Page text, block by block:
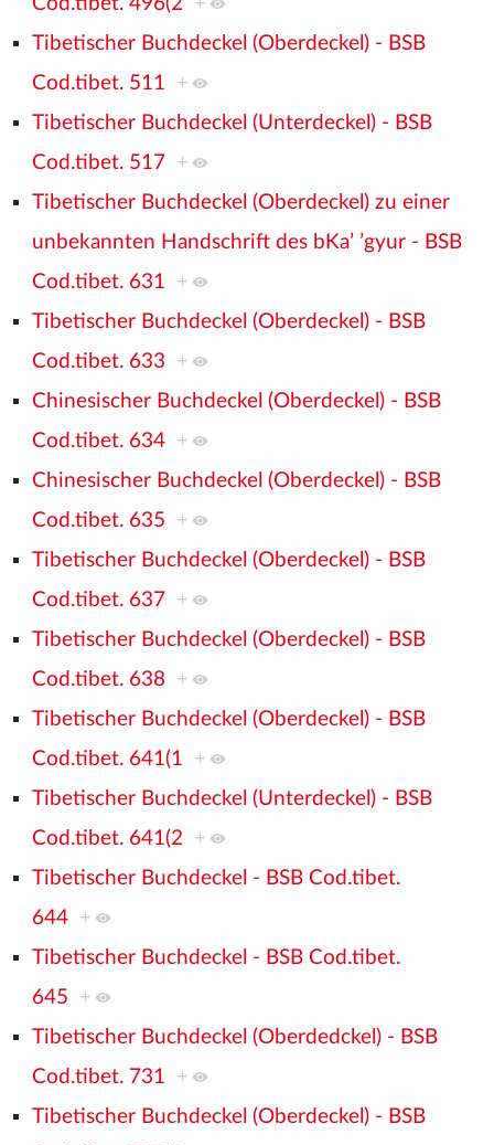
Tibetischer Buchdeckel (Oberdeckel) - BSB
Cod.tibet. 511
+
Tibetischer Buchdeckel (Unterdeckel) - BSB
Cod.tibet. 517 +
Tibetischer Buchdeckel (Oberdeckel) zu einer
unbekannten Handschrift des bKa’ ’gyur - BSB
Cod.tibet. 631
+
Tibetischer Buchdeckel (Oberdeckel) - BSB
Cod.tibet. 633
+
Chinesischer Buchdeckel (Oberdeckel) - BSB
Cod.tibet. 634 +
Chinesischer Buchdeckel (Oberdeckel) - BSB
Cod.tibet. 635
+
Tibetischer Buchdeckel (Oberdeckel) - BSB
Cod.tibet. 637 +
Tibetischer Buchdeckel (Oberdeckel) - BSB
Cod.tibet. 638
+
Tibetischer Buchdeckel (Oberdeckel) - BSB
Cod.tibet. 641(1
+
Tibetischer Buchdeckel (Unterdeckel) - BSB
Cod.tibet. 641(2
+
Tibetischer Buchdeckel - BSB Cod.tibet.
644 +
Tibetischer Buchdeckel - BSB Cod.tibet.
645
+
Tibetischer Buchdeckel (Oberdedckel) - BSB
Cod.tibet. 731
+
Tibetischer Buchdeckel (Oberdeckel) - BSB